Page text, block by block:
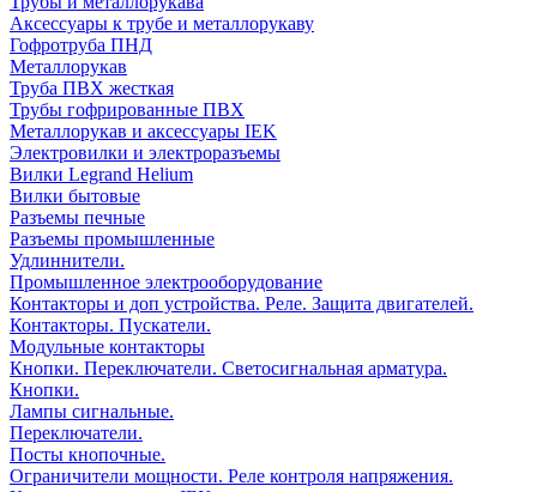
Аксессуары к трубе и металлорукаву
Гофротруба ПНД
Металлорукав
Труба ПВХ жесткая
Трубы гофрированные ПВХ
Металлорукав и аксессуары IEK
Электровилки и электроразъемы
Вилки Legrand Helium
Вилки бытовые
Разъемы печные
Разъемы промышленные
Удлиннители.
Промышленное электрооборудование
Контакторы и доп устройства. Реле. Защита двигателей.
Контакторы. Пускатели.
Модульные контакторы
Кнопки. Переключатели. Светосигнальная арматура.
Кнопки.
Лампы сигнальные.
Переключатели.
Посты кнопочные.
Ограничители мощности. Реле контроля напряжения.